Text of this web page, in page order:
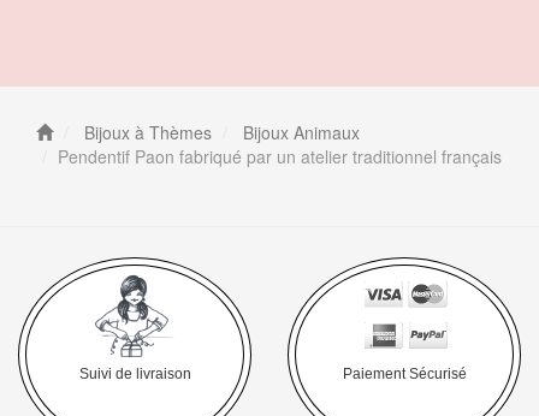
Bijoux à Thèmes
Bijoux Animaux
Pendentif Paon fabriqué par un atelier traditionnel français
Suivi de livraison Paiement Sécurisé